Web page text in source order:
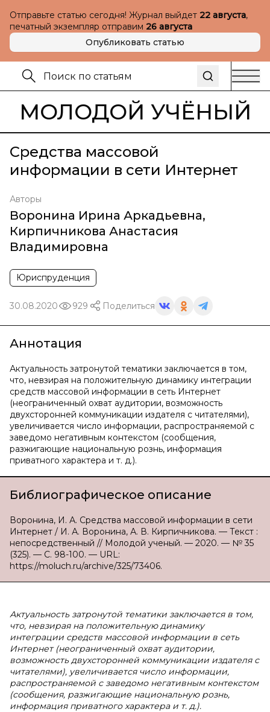
Отправьте статью сегодня! Журнал выйдет 22 августа,
печатный экземпляр отправим 26 августа
Опубликовать статью
МОЛОДОЙ УЧЁНЫЙ
Cредства массовой
информации в сети Интернет
Авторы
Воронина Ирина Аркадьевна,
Кирпичникова Анастасия
Владимировна
Юриспруденция
30.08.2020 929 Поделиться
Аннотация
Актуальность затронутой тематики заключается в том,
что, невзирая на положительную динамику интеграции
средств массовой информации в сеть Интернет
(неограниченный охват аудитории, возможность
двухсторонней коммуникации издателя с читателями),
увеличивается число информации, распространяемой с
заведомо негативным контекстом (сообщения,
разжигающие национальную рознь, информация
приватного характера и т. д.).
Библиографическое описание
Воронина, И. А. Cредства массовой информации в сети
Интернет / И. А. Воронина, А. В. Кирпичникова. — Текст :
непосредственный // Молодой ученый. — 2020. — № 35
(325). — С. 98-100. — URL:
https://moluch.ru/archive/325/73406.
Актуальность затронутой тематики заключается в том,
что, невзирая на положительную динамику
интеграции средств массовой информации в сеть
Интернет (неограниченный охват аудитории,
возможность двухсторонней коммуникации издателя с
читателями), увеличивается число информации,
распространяемой с заведомо негативным контекстом
(сообщения, разжигающие национальную рознь,
информация приватного характера и т. д.).